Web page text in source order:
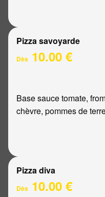
Pizza savoyarde
Dès 10.00 €
Base sauce tomate,
chèvre, pommes de
Pizza diva
Dès 10.00 €